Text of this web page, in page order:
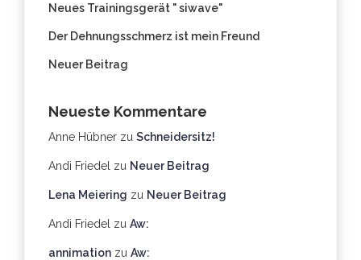
Neues Trainingsgerät " siwave"
Der Dehnungsschmerz ist mein Freund
Neuer Beitrag
Neueste Kommentare
Anne Hübner zu Schneidersitz!
Andi Friedel zu Neuer Beitrag
Lena Meiering zu Neuer Beitrag
Andi Friedel zu Aw:
annimation zu Aw: